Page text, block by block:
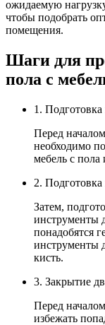
ожидаемую
чтобы подобрать
помещения.
Шаги для
пола с
1.
Перед
необходимо
мебель с пола
2. Подготовка
Затем,
инструменты
понадобятся
инструменты
кисть.
3. Закрытие
Перед
избежать